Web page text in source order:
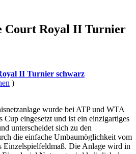
Court Royal II Turnier
II Turnier schwarz
)
wurde bei ATP und WTA
eingesetzt und ist ein einzigartiges
unterscheidet sich zu den
die einfache Umbaumöglichkeit vom
Einzelspielfeldmaß. Die Anlage wird in